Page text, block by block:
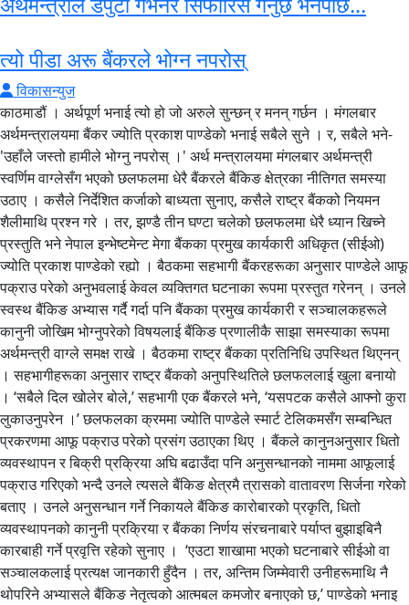
त्यो पीडा अरू बैंकरले भोग्न नपरोस्
विकासन्युज
काठमाडौं । अर्थपूर्ण भनाई त्यो हो जो अरुले सुन्छन् र मनन् गर्छन । मंगलबार
अर्थमन्त्रालयमा बैंकर ज्योति प्रकाश पाण्डेको भनाई सबैले सुने । र, सबैले भने-
'उहाँले जस्तो हामीले भोग्नु नपरोस् ।' अर्थ मन्त्रालयमा मंगलबार अर्थमन्त्री
स्वर्णिम वाग्लेसँग भएको छलफलमा धेरै बैंकरले बैंकिङ क्षेत्रका नीतिगत समस्या
उठाए । कसैले निर्देशित कर्जाको बाध्यता सुनाए, कसैले राष्ट्र बैंकको नियमन
शैलीमाथि प्रश्न गरे । तर, झण्डै तीन घण्टा चलेको छलफलमा धेरै ध्यान खिच्ने
प्रस्तुति भने नेपाल इन्भेष्टमेन्ट मेगा बैंकका प्रमुख कार्यकारी अधिकृत (सीईओ)
ज्योति प्रकाश पाण्डेको रह्यो । बैठकमा सहभागी बैंकरहरूका अनुसार पाण्डेले आफू
पक्राउ परेको अनुभवलाई केवल व्यक्तिगत घटनाका रूपमा प्रस्तुत गरेनन् । उनले
स्वस्थ बैंकिङ अभ्यास गर्दै गर्दा पनि बैंकका प्रमुख कार्यकारी र सञ्चालकहरूले
कानुनी जोखिम भोग्नुपरेको विषयलाई बैंकिङ प्रणालीकै साझा समस्याका रूपमा
अर्थमन्त्री वाग्ले समक्ष राखे । बैठकमा राष्ट्र बैंकका प्रतिनिधि उपस्थित थिएनन्
। सहभागीहरूका अनुसार राष्ट्र बैंकको अनुपस्थितिले छलफललाई खुला बनायो
। ‘सबैले दिल खोलेर बोले,’ सहभागी एक बैंकरले भने, ‘यसपटक कसैले आफ्नो कुरा
लुकाउनुपरेन ।’ छलफलका क्रममा ज्योति पाण्डेले स्मार्ट टेलिकमसँग सम्बन्धित
प्रकरणमा आफू पक्राउ परेको प्रसंग उठाएका थिए । बैंकले कानुनअनुसार धितो
व्यवस्थापन र बिक्री प्रक्रिया अघि बढाउँदा पनि अनुसन्धानको नाममा आफूलाई
पक्राउ गरिएको भन्दै उनले त्यसले बैंकिङ क्षेत्रमै त्रासको वातावरण सिर्जना गरेको
बताए । उनले अनुसन्धान गर्ने निकायले बैंकिङ कारोबारको प्रकृति, धितो
व्यवस्थापनको कानुनी प्रक्रिया र बैंकका निर्णय संरचनाबारे पर्याप्त बुझाइबिनै
कारबाही गर्ने प्रवृत्ति रहेको सुनाए । ‘एउटा शाखामा भएको घटनाबारे सीईओ वा
सञ्चालकलाई प्रत्यक्ष जानकारी हुँदैन । तर, अन्तिम जिम्मेवारी उनीहरूमाथि नै
थोपरिने अभ्यासले बैंकिङ नेतृत्वको आत्मबल कमजोर बनाएको छ,’ पाण्डेको भनाइ